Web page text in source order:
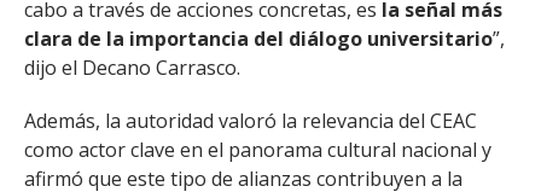
cabo a través de acciones concretas, es la señal más
clara de la importancia del diálogo universitario”,
dijo el Decano Carrasco.
Además, la autoridad valoró la relevancia del CEAC
como actor clave en el panorama cultural nacional y
afirmó que este tipo de alianzas contribuyen a la